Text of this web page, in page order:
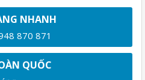
NHANH
870 871
QUỐC